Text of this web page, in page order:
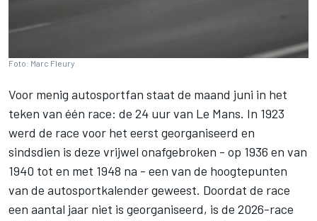
Foto: Marc Fleury
Voor menig autosportfan staat de maand juni in het
teken van één race: de 24 uur van Le Mans. In 1923
werd de race voor het eerst georganiseerd en
sindsdien is deze vrijwel onafgebroken - op 1936 en van
1940 tot en met 1948 na - een van de hoogtepunten
van de autosportkalender geweest. Doordat de race
een aantal jaar niet is georganiseerd, is de 2026-race